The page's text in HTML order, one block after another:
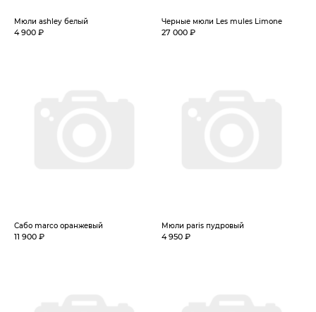
Мюли ashley белый
4 900 ₽
Черные мюли Les mules Limone
27 000 ₽
Сабо marco оранжевый
11 900 ₽
Мюли paris пудровый
4 950 ₽